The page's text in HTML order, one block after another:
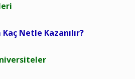
Netle Kazanılır?